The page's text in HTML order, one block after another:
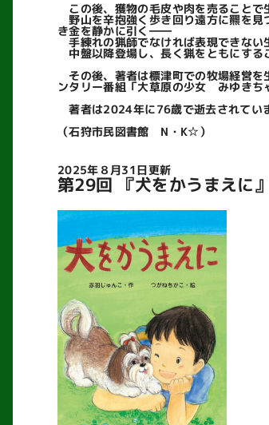
この後、獲物の毛皮や肉を売ることで
野山を辛抱強く歩き回り遠方に羆を見
き金を静かに引く――
手練れの猟師でなければ表現できない
中盤以降登場し、長く猟をともにする
その後、著者は標津町での牧場経営を
ンタリー番組「大草原の少女 みゆきち
著者は2024年に76歳で逝去されてい
（石狩市民図書館 N・K☆）
2025年８月31日更新
第29回 『犬をかうまえ